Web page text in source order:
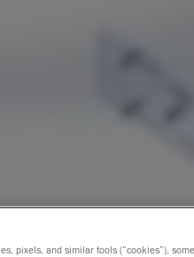
pixels, and similar tools (“cookies”),